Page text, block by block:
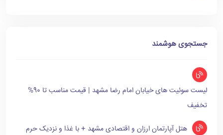
جستجوی هوشمند
لیست سوئیت های خیابان امام رضا مشهد | قیمت مناسب تا 90%
تخفیف
هتل آپارتمان ارزان و اقتصادی مشهد + با غذا و نزدیک حرم